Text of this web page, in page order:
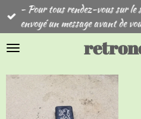
Passer
principal
- Pour tous rendez-vous sur le
envoyé un message avant de